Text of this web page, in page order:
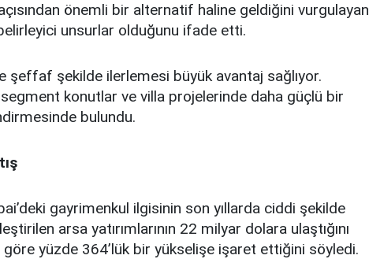
önemli bir alternatif haline geldiğini vurgulayan
unsurlar olduğunu ifade etti.
şeffaf şekilde ilerlemesi büyük avantaj sağlıyor.
konutlar ve villa projelerinde daha güçlü bir
bulundu.
gayrimenkul ilgisinin son yıllarda ciddi şekilde
arsa yatırımlarının 22 milyar dolara ulaştığını
göre yüzde 364’lük bir yükselişe işaret ettiğini söyledi.